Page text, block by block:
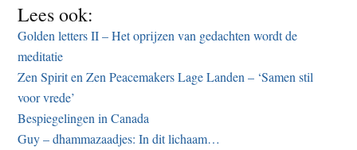
Lees ook:
Golden letters II – Het oprijzen van gedachten wordt de
meditatie
Zen Spirit en Zen Peacemakers Lage Landen – ‘Samen stil
voor vrede’
Bespiegelingen in Canada
Guy – dhammazaadjes: In dit lichaam…